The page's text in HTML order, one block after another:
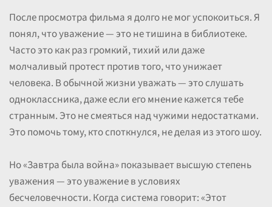
После просмотра фильма я долго не мог успокоиться. Я
понял, что уважение — это не тишина в библиотеке.
Часто это как раз громкий, тихий или даже
молчаливый протест против того, что унижает
человека. В обычной жизни уважать — это слушать
одноклассника, даже если его мнение кажется тебе
странным. Это не смеяться над чужими недостатками.
Это помочь тому, кто споткнулся, не делая из этого шоу.
Но «Завтра была война» показывает высшую степень
уважения — это уважение в условиях
бесчеловечности. Когда система говорит: «Этот